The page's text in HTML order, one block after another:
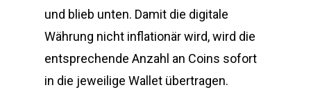
und blieb unten. Damit die digitale
Währung nicht inflationär wird, wird die
entsprechende Anzahl an Coins sofort
in die jeweilige Wallet übertragen.